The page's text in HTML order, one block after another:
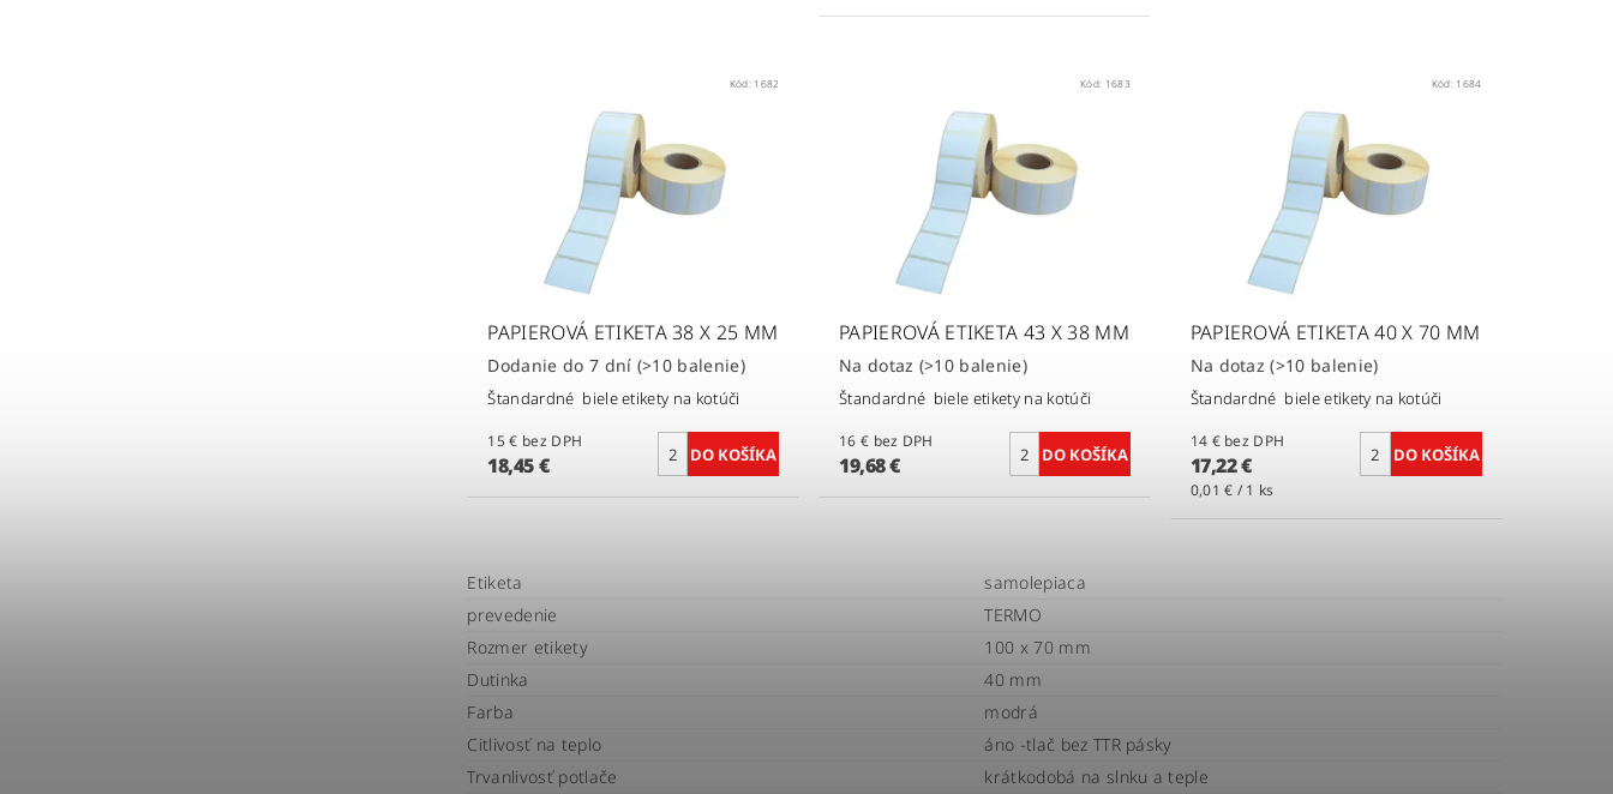
Kód: 1682
PAPIEROVÁ ETIKETA 38 X 25 MM
Dodanie do 7 dní (>10 balenie)
Štandardné biele etikety na kotúči
15 € bez DPH
18,45 €
Kód: 1683
PAPIEROVÁ ETIKETA 43 X 38 MM
Na dotaz (>10 balenie)
Štandardné biele etikety na kotúči
16 € bez DPH
19,68 €
Kód: 1684
PAPIEROVÁ ETIKETA 40 X 70 MM
Na dotaz(>10 balenie)
Štandardné biele etikety na kotúči
14 € bez DPH
17,22 €
0,01 € / 1 ks
Etiketa
samolepiaca
prevedenie
TERMO
Rozmer etikety
100 x 70 mm
Dutinka
40 mm
Farba
modrá
Citlivosť na teplo
áno -tlač bez TTR pásky
Trvanlivosť potlače
krátkodobá na slnku a teple